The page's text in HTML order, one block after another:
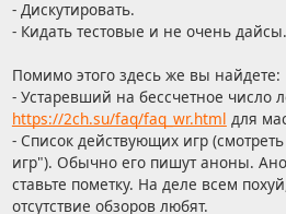
- Дискутировать.
- Кидать тестовые и не очень дайсы.
Помимо этого здесь же вы найдете:
- Устаревший на бессчетное число
https://2ch.su/faq/faq_wr.html для
- Список действующих игр
игр"). Обычно его пишут аноны.
ставьте пометку. На деле всем
отсутствие обзоров любят.